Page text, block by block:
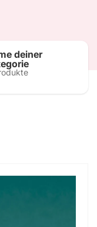
deiner